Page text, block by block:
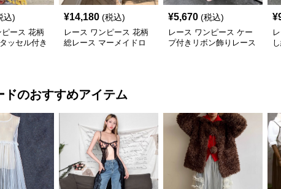
込)
ピース 花柄
ッセル付き
¥14,180 (税込)
レース ワンピース 花柄
総レース マーメイドロ
¥5,670 (税込)
レース ワンピース ケー
プ付きリボン飾りレース
¥
ドのおすすめアイテム